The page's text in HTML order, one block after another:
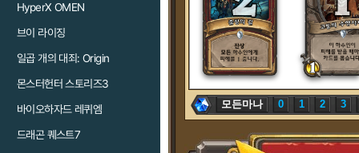
HyperX OMEN
브이 라이징
일곱 개의 대죄: Origin
몬스터헌터 스토리즈3
바이오하자드 레퀴엠
드래곤 퀘스트7
모든마나 0 1 2 3